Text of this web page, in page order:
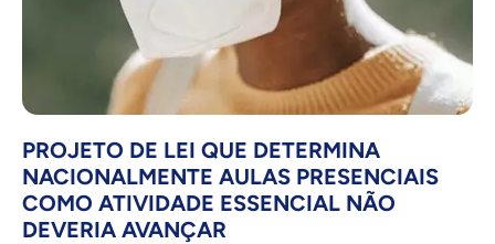
PROJETO DE LEI QUE DETERMINA
NACIONALMENTE AULAS PRESENCIAIS
COMO ATIVIDADE ESSENCIAL NÃO
DEVERIA AVANÇAR